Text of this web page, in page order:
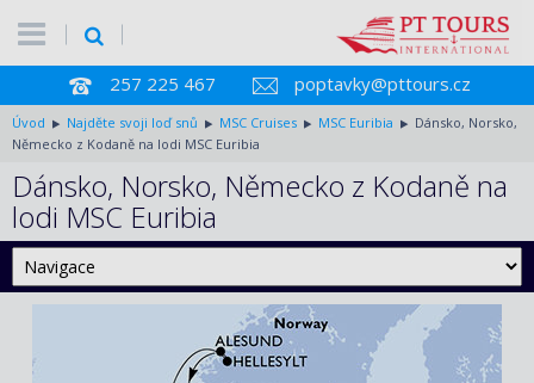
257 225 467 poptavky@pttours.cz
Úvod Najděte svoji loď snů MSC Cruises MSC Euribia
Dánsko, Norsko,
Německo z Kodaně na lodi MSC Euribia
Dánsko, Norsko, Německo z Kodaně na
lodi MSC Euribia